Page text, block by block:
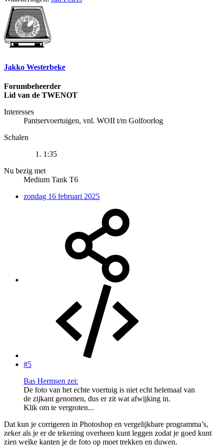
Jakko Westerbeke
Forumbeheerder
Lid van de TWENOT
Interesses
Pantservoertuigen, vnl. WOII t/m Golfoorlog
Schalen
1:35
Nu bezig met
Medium Tank T6
zondag 16 februari 2025
#5
Bas Hermsen zei:
De foto van het echte voertuig is niet echt helemaal van
de zijkant genomen, dus er zit wat afwijking in.
Klik om te vergroten...
Dat kun je corrigeren in Photoshop en vergelijkbare programma’s,
zeker als je er de tekening overheen kunt leggen zodat je goed kunt
zien welke kanten je de foto op moet trekken en duwen.